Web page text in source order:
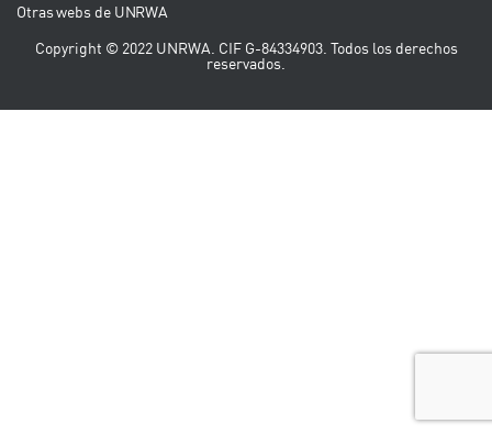
Otras webs de UNRWA
Copyright © 2022 UNRWA. CIF G-84334903. Todos los derechos
reservados.